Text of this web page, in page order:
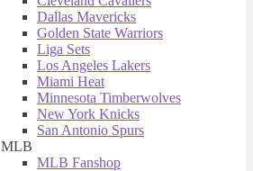
Dallas Mavericks
Golden State Warriors
Liga Sets
Los Angeles Lakers
Miami Heat
Minnesota Timberwolves
New York Knicks
San Antonio Spurs
MLB
MLB Fanshop